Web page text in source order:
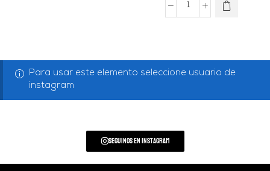
Para usar este elemento seleccione usuario de
instagram
Seguinos en Instagram